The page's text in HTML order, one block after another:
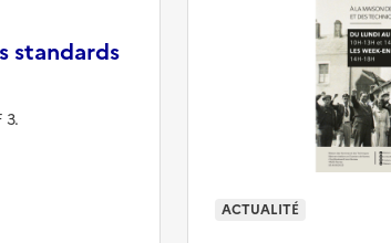
standards
3.
ACTUALITÉ